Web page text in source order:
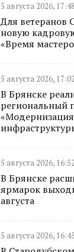
5 августа 2026, 17:48
Для ветеранов
новую
«Время
5 августа 2026, 17:02
В Брянске
региональный
5 августа 2026, 16:52
В Брянске
ярмарок
августа
5 августа 2026, 16:45